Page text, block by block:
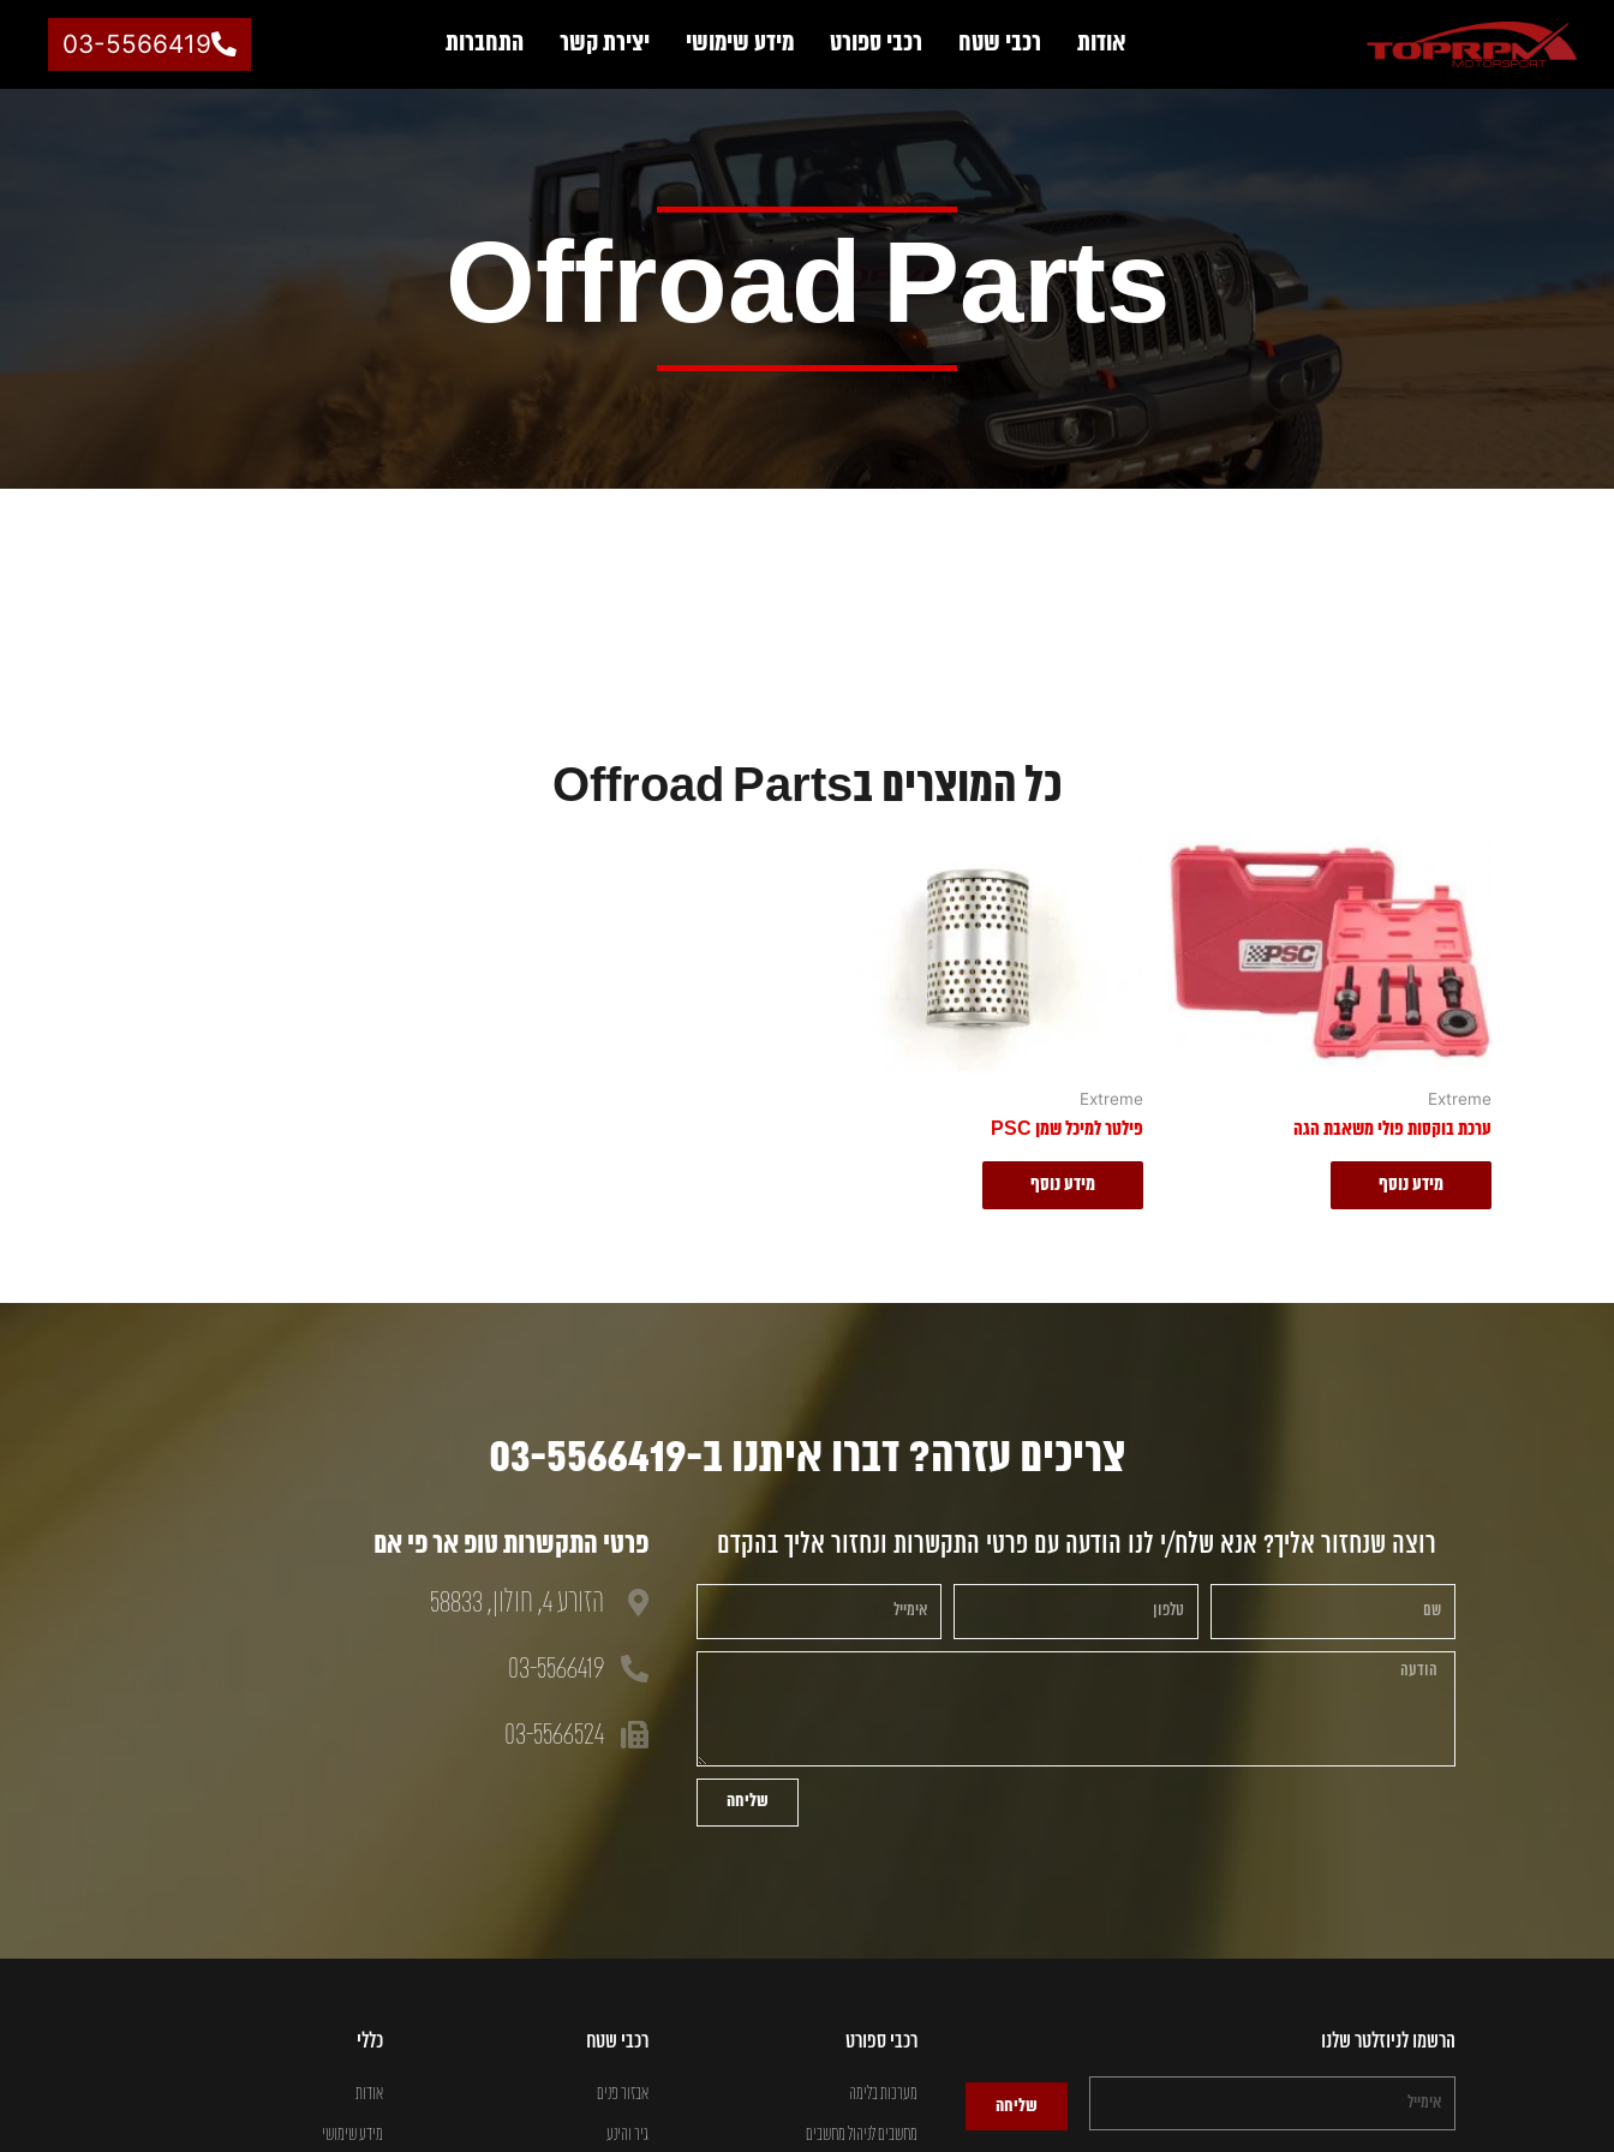
אודות רכבי שטח רכבי ספורט מידע שימושי יצירת קשר התחברות 03-5566419
Offroad Parts
כל המוצרים בOffroad Parts
Extreme
ערכת בוקסות פולי משאבת הגה
מידע נוסף
Extreme
פילטר למיכל שמן PSC
מידע נוסף
צריכים עזרה? דברו איתנו ב-03-5566419
רוצה שנחזור אליך? אנא שלח/י לנו הודעה עם פרטי התקשרות ונחזור אליך בהקדם
שליחה
פרטי התקשרות טופ אר פי אם
הזורע 4, חולון, 58833
03-5566419
03-5566524
הרשמו לניוזלטר שלנו
שליחה
רכבי ספורט
מערכות בלימה
מחשבים לניהול מחשבים
רכבי שטח
אבזור פנים
גיר והינע
כללי
אודות
מידע שימושי